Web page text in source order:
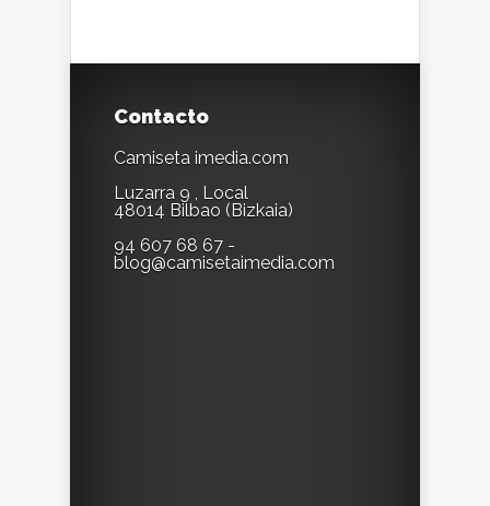
Contacto
Camiseta imedia.com
Luzarra 9 , Local
48014 Bilbao (Bizkaia)
94 607 68 67 -
blog@camisetaimedia.com